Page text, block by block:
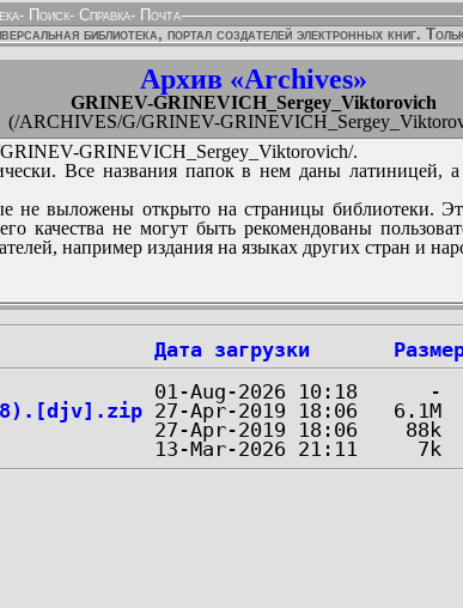
- Поиск- Справка- Почта
библиотека, портал создателей электронных книг.
Архив «Archives»
GRINEV-GRINEVICH_Sergey_Viktorovich
(/ARCHIVES/G/GRINEV-
GRINEVICH_Sergey_Viktorovich/.
Все названия папок в нем даны латиницей,
выложены открыто на страницы библиотеки.
качества не могут быть рекомендованы
например издания на языках других стран и
Дата загрузки